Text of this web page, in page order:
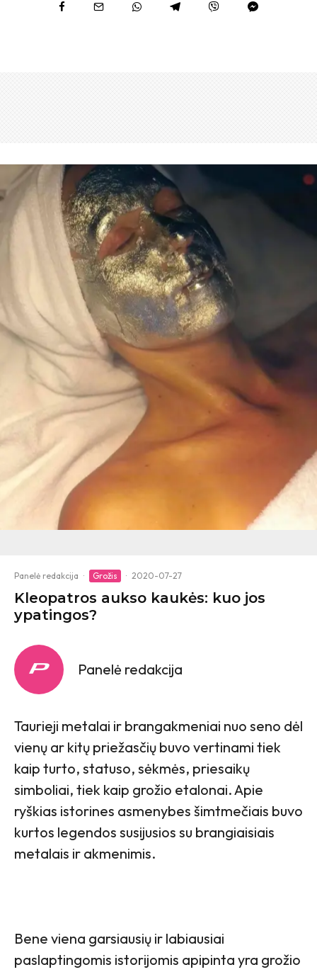
Panelė redakcija · Grožis · 2020-07-27
Kleopatros aukso kaukės: kuo jos
ypatingos?
Panelė redakcija
Taurieji metalai ir brangakmeniai nuo seno dėl
vienų ar kitų priežasčių buvo vertinami tiek
kaip turto, statuso, sėkmės, priesaikų
simboliai, tiek kaip grožio etalonai. Apie
ryškias istorines asmenybes šimtmečiais buvo
kurtos legendos susijusios su brangiaisiais
metalais ir akmenimis.
Bene viena garsiausių ir labiausiai
paslaptingomis istorijomis apipinta yra grožio